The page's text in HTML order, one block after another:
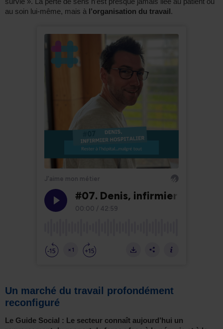
au soin lui-même, mais à l’organisation du travail .
Un marché du travail profondément
reconfiguré
Le Guide Social : Le secteur connaît aujourd’hui un